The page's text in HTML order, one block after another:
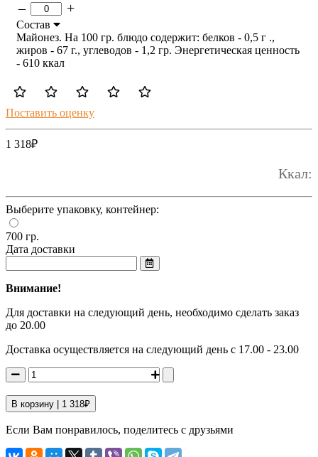
– +
Состав
Майонез. На 100 гр. блюдо содержит: белков - 0,5 г .,
жиров - 67 г., углеводов - 1,2 гр. Энергетическая ценность
- 610 ккал
Поставить оценку
1 318₽
Ккал:
Выберите упаковку, контейнер:
700 гр.
Дата доставки
Внимание!
Для доставки на следующий день, необходимо сделать заказ
до 20.00
Доставка осуществляется на следующий день с 17.00 - 23.00
В корзину | 1 318₽
Если Вам понравилось, поделитесь с друзьями